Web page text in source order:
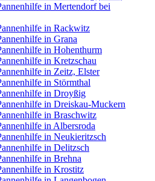
in Mertendorf bei
in Rackwitz
in Grana
in Hohenthurm
in Kretzschau
in Zeitz, Elster
in Störmthal
in Droyßig
in Dreiskau-Muckern
in Braschwitz
in Albersroda
in Neukieritzsch
in Delitzsch
in Brehna
in Krostitz